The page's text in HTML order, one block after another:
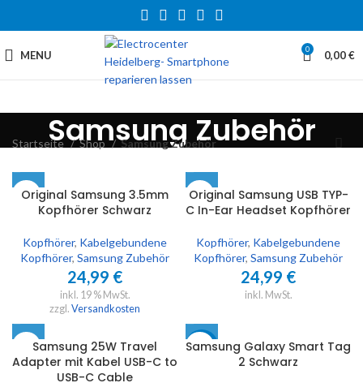
MENU 0 0,00€
Samsung Zubehör
Startseite Shop Samsung Zubehör
Original Samsung 3.5mm
Kopfhörer Schwarz
Kopfhörer, Kabelgebundene
Kopfhörer, Samsung Zubehör
24,99 €
inkl. 19 % MwSt.
zzgl. Versandkosten
Original Samsung USB TYP-
C In-Ear Headset Kopfhörer
Kopfhörer, Kabelgebundene
Kopfhörer, Samsung Zubehör
24,99 €
inkl. MwSt.
Samsung 25W Travel
Adapter mit Kabel USB-C to
USB-C Cable
-33%
Samsung Galaxy Smart Tag
2 Schwarz